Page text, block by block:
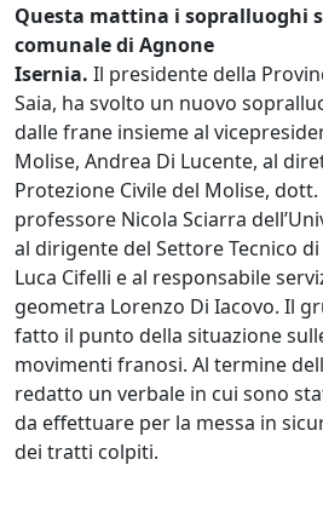
Questa mattina i sopralluoghi
comunale di Agnone
Isernia. Il presidente della
Saia, ha svolto un nuovo
dalle frane insieme al
Molise, Andrea Di Lucente, al
Protezione Civile del Molise, dott.
professore Nicola Sciarra
al dirigente del Settore Tecnico
Luca Cifelli e al responsabile
geometra Lorenzo Di Iacovo. Il
fatto il punto della situazione
movimenti franosi. Al termine
redatto un verbale in cui sono
da effettuare per la messa in
dei tratti colpiti.